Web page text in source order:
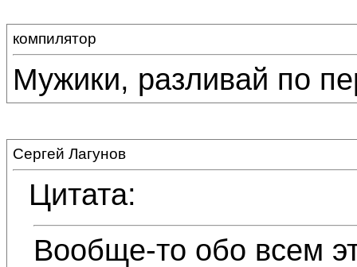
компилятор
Мужики, разливай по
Сергей Лагунов
Цитата:
Вообще-то обо всем